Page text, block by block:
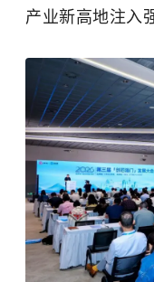
产业新高地注入